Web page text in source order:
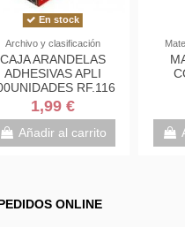
En stock
Archivo y clasificación
CAJA ARANDELAS
ADHESIVAS APLI
RF.116
DIAM.13 mm
1,99 €
Añadir al carrito
ONLINE